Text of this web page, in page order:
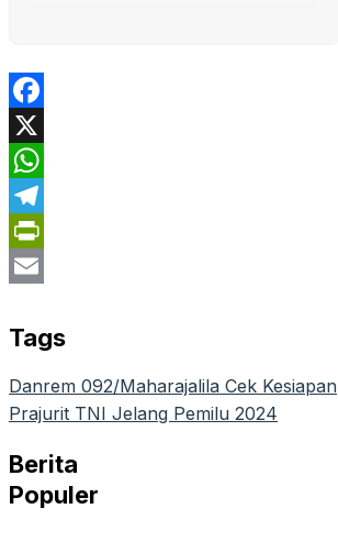
Facebook
X
WhatsApp
Telegram
PrintFriendly
Tags
Danrem 092/Maharajalila Cek Kesiapan
Prajurit TNI Jelang Pemilu 2024
Berita
Populer